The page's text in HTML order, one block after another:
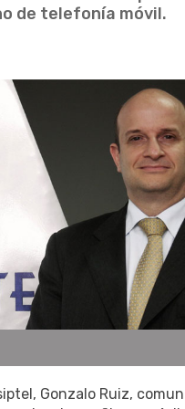
de telefonía móvil.
Gonzalo Ruiz,